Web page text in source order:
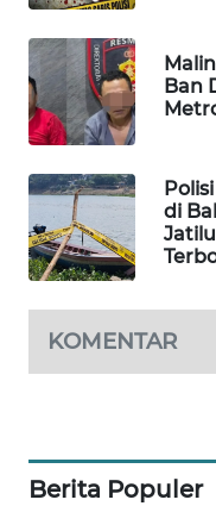
Ban
di
KOMENTAR
Berita Populer
DESA
WISATA
LAPAK
WAHANA
Wahana
Network
KONSUMEN